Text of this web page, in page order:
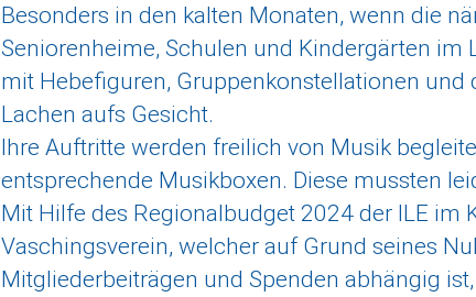
Besonders in den kalten Monaten, wenn die
Seniorenheime, Schulen und Kindergärten
mit Hebefiguren, Gruppenkonstellationen und
Lachen aufs Gesicht.
Ihre Auftritte werden freilich von Musik
entsprechende Musikboxen. Diese mussten
Mit Hilfe des Regionalbudget 2024 der ILE im
Vaschingsverein, welcher auf Grund seines
Mitgliederbeiträgen und Spenden abhängig